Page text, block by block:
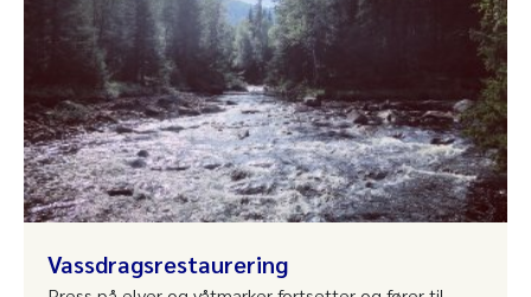
Vassdragsrestaurering